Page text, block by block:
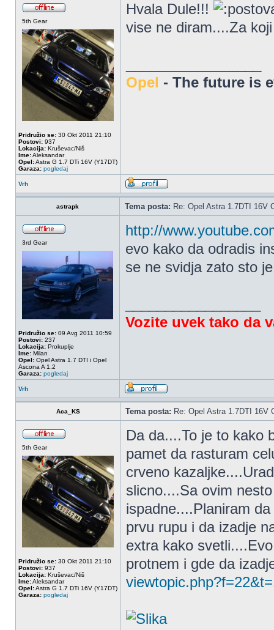
5th Gear
Pridružio se: 30 Okt 2011 21:10
Postovi: 937
Lokacija: Kruševac/Niš
Ime:Aleksandar
Opel:Astra G 1.7 DTi 16V (Y17DT)
Garaza: pogledaj
Hvala Dule!!!
vise ne diram....Za
Opel - The future is
Vrh
astrapk Tema posta: Re: Opel Astra 1.7DTI 16V
3rd Gear
Pridružio se: 09 Avg 2011 10:59
Postovi: 237
Lokacija: Prokuplje
Ime: Milan
Opel: Opel Astra 1.7 DTI i Opel
Ascona A 1.2
Garaza: pogledaj
http://
evo kako da odradis
se ne svidja zato sto
Vozite uvek tako da
Vrh
Aca_KS Tema posta: Re: Opel Astra 1.7DTI 16V
5th Gear
Pridružio se: 30 Okt 2011 21:10
Postovi: 937
Lokacija: Kruševac/Niš
Ime:Aleksandar
Opel:Astra G 1.7 DTi 16V (Y17DT)
Garaza: pogledaj
Da da....To je to kako
pamet da rasturam
crveno
slicno....Sa ovim
ispadne....Planiram
prvu rupu i da izadje
extra kako
protnem i gde da